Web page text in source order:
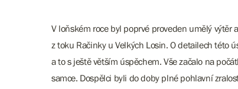
V loňském roce byl poprvé proveden umělý
z toku Račinky u Velkých Losin. O detailech této
a to s ještě větším úspěchem. Vše začalo na
samce. Dospělci byli do doby plné pohlavní